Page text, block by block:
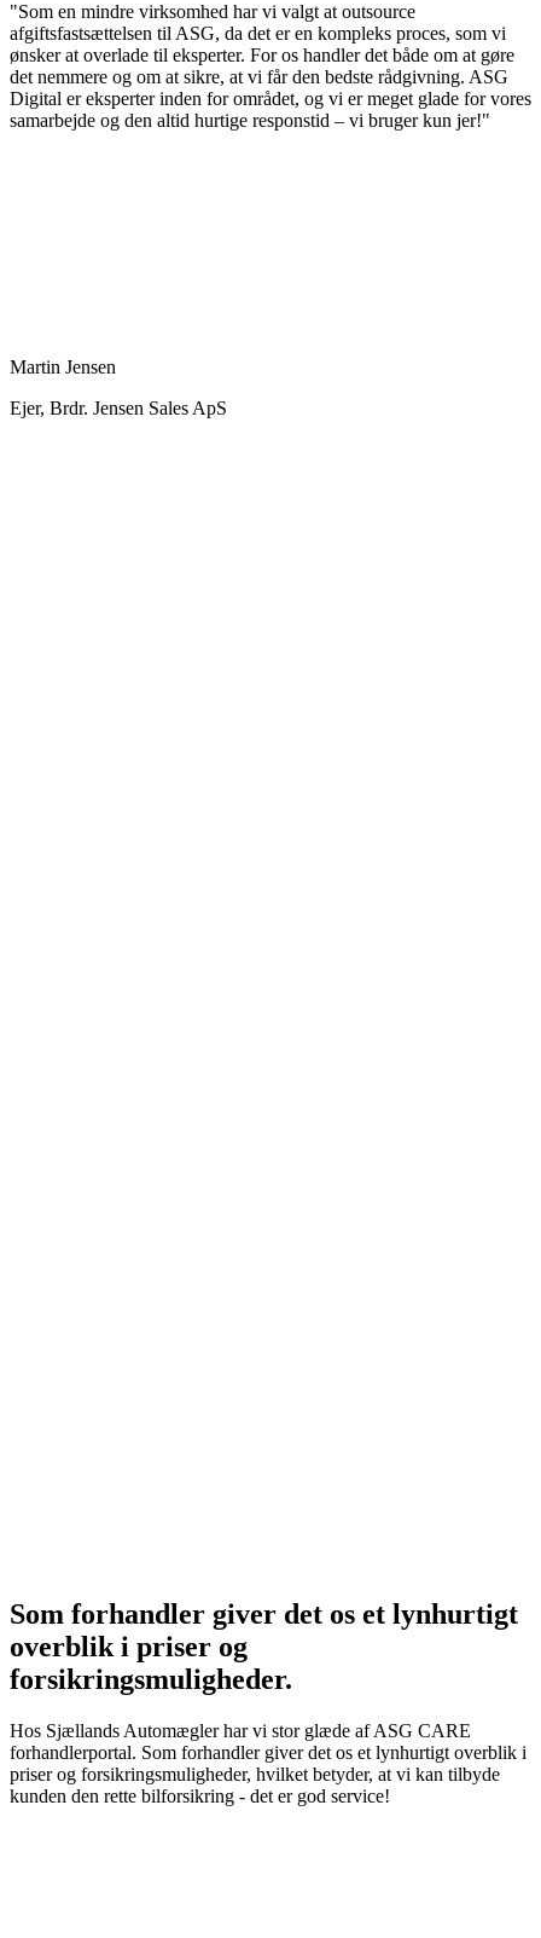
"Som en mindre virksomhed har vi valgt at outsource
afgiftsfastsættelsen til ASG, da det er en kompleks proces, som vi
ønsker at overlade til eksperter. For os handler det både om at gøre
det nemmere og om at sikre, at vi får den bedste rådgivning. ASG
Digital er eksperter inden for området, og vi er meget glade for vores
samarbejde og den altid hurtige responstid – vi bruger kun jer!"
Martin Jensen
Ejer, Brdr. Jensen Sales ApS
Som forhandler giver det os et lynhurtigt
overblik i priser og
forsikringsmuligheder.
Hos Sjællands Automægler har vi stor glæde af ASG CARE
forhandlerportal. Som forhandler giver det os et lynhurtigt overblik i
priser og forsikringsmuligheder, hvilket betyder, at vi kan tilbyde
kunden den rette bilforsikring - det er god service!